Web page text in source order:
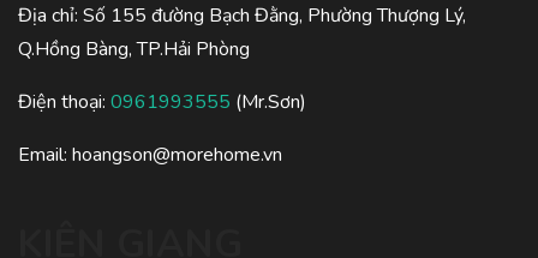
Địa chỉ: Số 155 đường Bạch Đằng, Phường Thượng Lý,
Q.Hồng Bàng, TP.Hải Phòng
Điện thoại: 0961993555 (Mr.Sơn)
Email: hoangson@morehome.vn